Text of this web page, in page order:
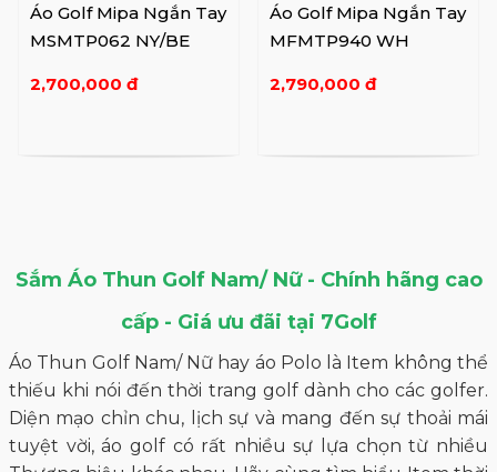
Áo Golf Mipa Ngắn Tay
MSMTP062 NY/BE
2,700,000 đ
Áo Golf Mipa Ngắn Tay
MFMTP940 WH
2,790,000 đ
Sắm Áo Thun Golf Nam/ Nữ - Chính hãng cao
cấp - Giá ưu đãi tại 7Golf
Áo Thun Golf Nam/ Nữ hay áo Polo là Item không thể
thiếu khi nói đến thời trang golf dành cho các golfer.
Diện mạo chỉn chu, lịch sự và mang đến sự thoải mái
tuyệt vời, áo golf có rất nhiều sự lựa chọn từ nhiều